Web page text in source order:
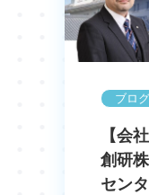
ブログ
【会
創研
セン